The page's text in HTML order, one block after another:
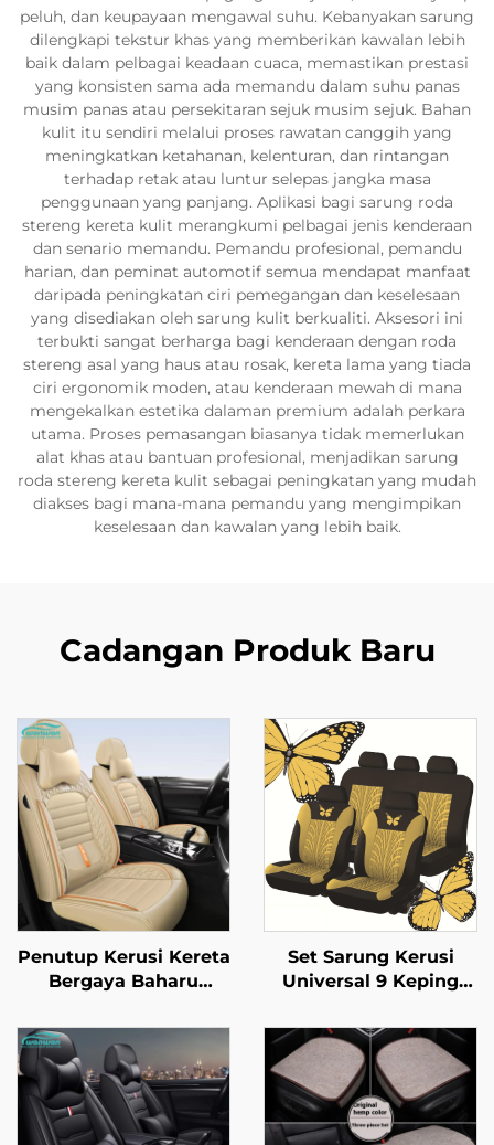
peluh, dan keupayaan mengawal suhu. Kebanyakan sarung
dilengkapi tekstur khas yang memberikan kawalan lebih
baik dalam pelbagai keadaan cuaca, memastikan prestasi
yang konsisten sama ada memandu dalam suhu panas
musim panas atau persekitaran sejuk musim sejuk. Bahan
kulit itu sendiri melalui proses rawatan canggih yang
meningkatkan ketahanan, kelenturan, dan rintangan
terhadap retak atau luntur selepas jangka masa
penggunaan yang panjang. Aplikasi bagi sarung roda
stereng kereta kulit merangkumi pelbagai jenis kenderaan
dan senario memandu. Pemandu profesional, pemandu
harian, dan peminat automotif semua mendapat manfaat
daripada peningkatan ciri pemegangan dan keselesaan
yang disediakan oleh sarung kulit berkualiti. Aksesori ini
terbukti sangat berharga bagi kenderaan dengan roda
stereng asal yang haus atau rosak, kereta lama yang tiada
ciri ergonomik moden, atau kenderaan mewah di mana
mengekalkan estetika dalaman premium adalah perkara
utama. Proses pemasangan biasanya tidak memerlukan
alat khas atau bantuan profesional, menjadikan sarung
roda stereng kereta kulit sebagai peningkatan yang mudah
diakses bagi mana-mana pemandu yang mengimpikan
keselesaan dan kawalan yang lebih baik.
Cadangan Produk Baru
Penutup Kerusi Kereta
Bergaya Baharu
Dilengkungkan Penuh
Bahan Sutera Anti
Letupan Bahagian
Depan Diperbuat
Daripada Kulit
Set Sarung Kerusi
Universal 9 Keping
Reka Bentuk Eksklusif
Selesa Proses Lesung
Kapak Rama-Rama
Kulit untuk Kereta
Import